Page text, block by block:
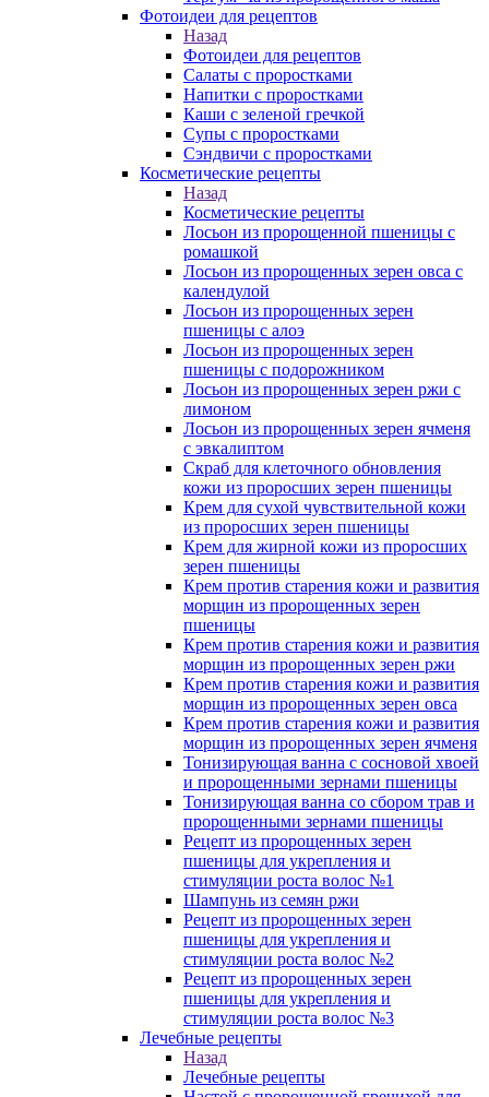
Фотоидеи для рецептов
Назад
Фотоидеи для рецептов
Салаты с проростками
Напитки с проростками
Каши с зеленой гречкой
Супы с проростками
Сэндвичи с проростками
Косметические рецепты
Назад
Косметические рецепты
Лосьон из пророщенной пшеницы с
ромашкой
Лосьон из пророщенных зерен овса с
календулой
Лосьон из пророщенных зерен
пшеницы с алоэ
Лосьон из пророщенных зерен
пшеницы с подорожником
Лосьон из пророщенных зерен ржи с
лимоном
Лосьон из пророщенных зерен ячменя
с эвкалиптом
Скраб для клеточного обновления
кожи из проросших зерен пшеницы
Крем для сухой чувствительной кожи
из проросших зерен пшеницы
Крем для жирной кожи из проросших
зерен пшеницы
Крем против старения кожи и развития
морщин из пророщенных зерен
пшеницы
Крем против старения кожи и развития
морщин из пророщенных зерен ржи
Крем против старения кожи и развития
морщин из пророщенных зерен овса
Крем против старения кожи и развития
морщин из пророщенных зерен ячменя
Тонизирующая ванна с сосновой хвоей
и пророщенными зернами пшеницы
Тонизирующая ванна со сбором трав и
пророщенными зернами пшеницы
Рецепт из пророщенных зерен
пшеницы для укрепления и
стимуляции роста волос №1
Шампунь из семян ржи
Рецепт из пророщенных зерен
пшеницы для укрепления и
стимуляции роста волос №2
Рецепт из пророщенных зерен
пшеницы для укрепления и
стимуляции роста волос №3
Лечебные рецепты
Назад
Лечебные рецепты